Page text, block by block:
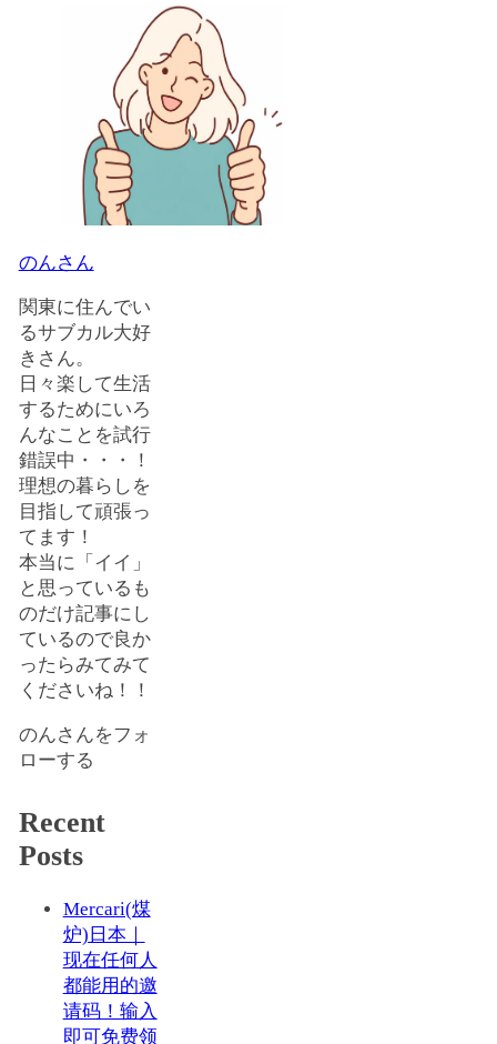
のんさん
関東に住んでい
るサブカル大好
きさん。
日々楽して生活
するためにいろ
んなことを試行
錯誤中・・・！
理想の暮らしを
目指して頑張っ
てます！
本当に「イイ」
と思っているも
のだけ記事にし
ているので良か
ったらみてみて
くださいね！！
のんさんをフォ
ローする
Recent
Posts
Mercari(煤
炉)日本｜
现在任何人
都能用的邀
请码！输入
即可免费领